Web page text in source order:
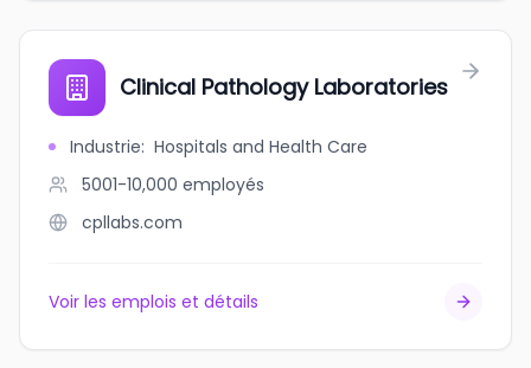
Clinical Pathology Laboratories
Industrie: Hospitals and Health Care
5001-10,000 employés
cpllabs.com
Voir les emplois et détails